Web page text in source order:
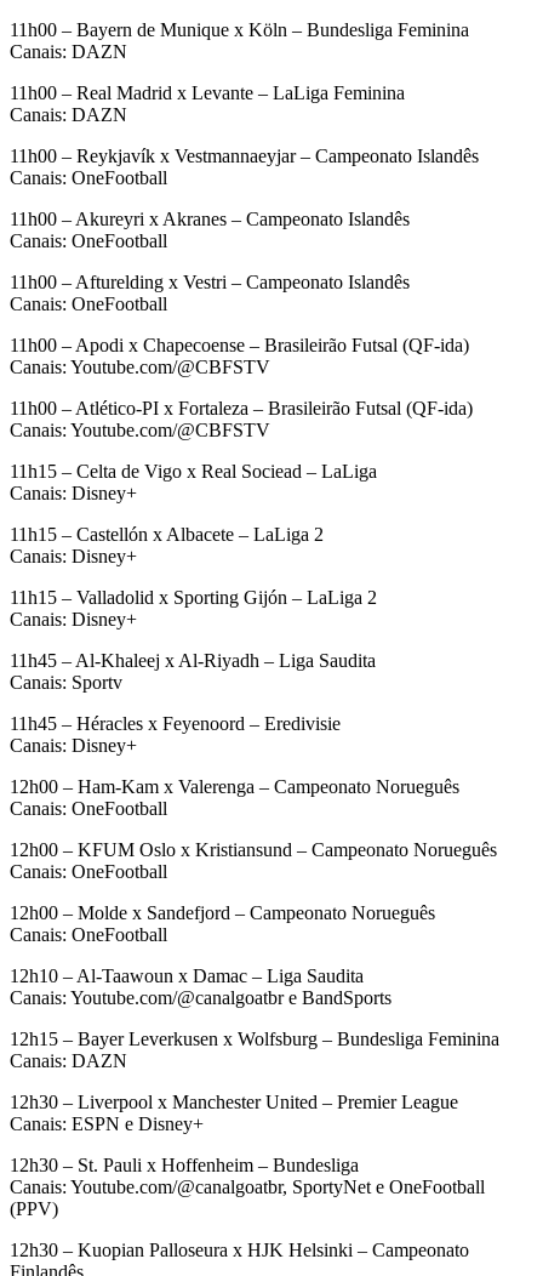
11h00 – Bayern de Munique x Köln – Bundesliga Feminina
Canais: DAZN
11h00 – Real Madrid x Levante – LaLiga Feminina
Canais: DAZN
11h00 – Reykjavík x Vestmannaeyjar – Campeonato Islandês
Canais: OneFootball
11h00 – Akureyri x Akranes – Campeonato Islandês
Canais: OneFootball
11h00 – Afturelding x Vestri – Campeonato Islandês
Canais: OneFootball
11h00 – Apodi x Chapecoense – Brasileirão Futsal (QF-ida)
Canais: Youtube.com/@CBFSTV
11h00 – Atlético-PI x Fortaleza – Brasileirão Futsal (QF-ida)
Canais: Youtube.com/@CBFSTV
11h15 – Celta de Vigo x Real Sociead – LaLiga
Canais: Disney+
11h15 – Castellón x Albacete – LaLiga 2
Canais: Disney+
11h15 – Valladolid x Sporting Gijón – LaLiga 2
Canais: Disney+
11h45 – Al-Khaleej x Al-Riyadh – Liga Saudita
Canais: Sportv
11h45 – Héracles x Feyenoord – Eredivisie
Canais: Disney+
12h00 – Ham-Kam x Valerenga – Campeonato Norueguês
Canais: OneFootball
12h00 – KFUM Oslo x Kristiansund – Campeonato Norueguês
Canais: OneFootball
12h00 – Molde x Sandefjord – Campeonato Norueguês
Canais: OneFootball
12h10 – Al-Taawoun x Damac – Liga Saudita
Canais: Youtube.com/@canalgoatbr e BandSports
12h15 – Bayer Leverkusen x Wolfsburg – Bundesliga Feminina
Canais: DAZN
12h30 – Liverpool x Manchester United – Premier League
Canais: ESPN e Disney+
12h30 – St. Pauli x Hoffenheim – Bundesliga
Canais: Youtube.com/@canalgoatbr, SportyNet e OneFootball
(PPV)
12h30 – Kuopian Palloseura x HJK Helsinki – Campeonato
Finlandês